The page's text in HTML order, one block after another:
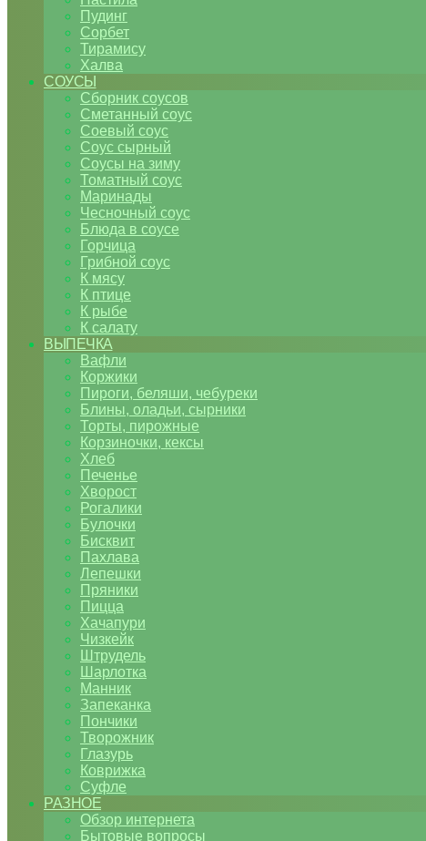
Пудинг
Сорбет
Тирамису
Халва
СОУСЫ
Сборник соусов
Сметанный соус
Соевый соус
Соус сырный
Соусы на зиму
Томатный соус
Маринады
Чесночный соус
Блюда в соусе
Горчица
Грибной соус
К мясу
К птице
К рыбе
К салату
ВЫПЕЧКА
Вафли
Коржики
Пироги, беляши, чебуреки
Блины, оладьи, сырники
Торты, пирожные
Корзиночки, кексы
Хлеб
Печенье
Хворост
Рогалики
Булочки
Бисквит
Пахлава
Лепешки
Пряники
Пицца
Хачапури
Чизкейк
Штрудель
Шарлотка
Манник
Запеканка
Пончики
Творожник
Глазурь
Коврижка
Суфле
РАЗНОЕ
Обзор интернета
Бытовые вопросы